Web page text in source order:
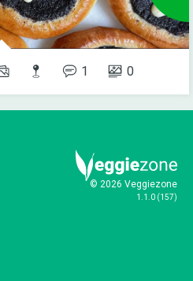
1 0
© 2026 Veggiezone
1.1.0 (157)